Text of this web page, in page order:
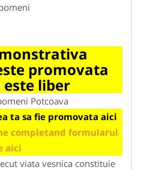
promovata
liber
Potcoava
ta sa fie promovata aici
completand formularul
aici
viata vesnica constituie